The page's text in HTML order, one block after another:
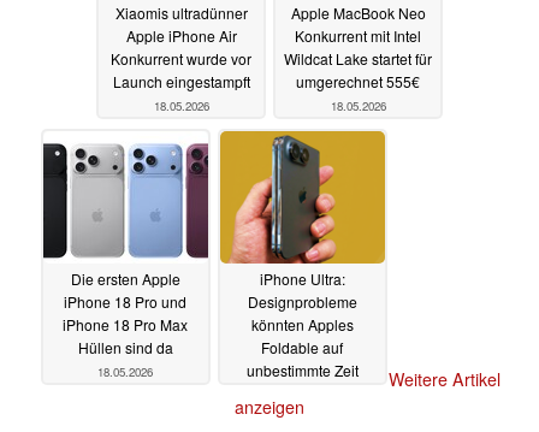
Xiaomis ultradünner
Apple iPhone Air
Konkurrent wurde vor
Launch eingestampft
18.05.2026
Apple MacBook Neo
Konkurrent mit Intel
Wildcat Lake startet für
umgerechnet 555€
18.05.2026
Die ersten Apple
iPhone 18 Pro und
iPhone 18 Pro Max
Hüllen sind da
18.05.2026
iPhone Ultra:
Designprobleme
könnten Apples
Foldable auf
unbestimmte Zeit
Weitere Artikel
anzeigen